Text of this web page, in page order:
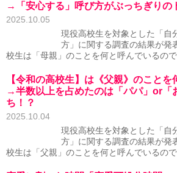
→「安心する」呼び方がぶっちぎりの
2025.10.05
現役高校生を対象とした「自
方」に関する調査の結果が発
校生は「母親」のことを何と呼んでいるので
【令和の高校生】は《父親》のこと
→半数以上を占めたのは「パパ」or「
ち！？
2025.10.04
現役高校生を対象とした「自
方」に関する調査の結果が発
校生は「父親」のことを何と呼んでいるので